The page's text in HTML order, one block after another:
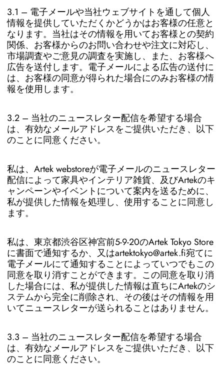
3.1 – 電子メールや当社ウェブサイトを通して個人
情報を提供していただくかどうかはお客様の任意と
なります。当社はその情報を用いてお客様との契約
関係、お客様からのお問い合わせや注文に対応し、
市場調査やご意見の調査を実施し、また、お客様へ
広告を送付します。電子メールによる広告の送付に
は、お客様の同意が得られた場合にのみお客様の情
報を使用します。
3.2 – 当社のニュースレター配信を希望する場合
は、有効なメールアドレスをご提供いただき、以下
のことに同意ください。
私は、Artek webstoreが電子メールのニュースレター
配信によって家具やインテリア雑貨、及びArtekのキ
ャンペーンやイベントについて案内を送るために、
私が提供した情報を処理し、使用することに同意し
ます。
私は、 東京都渋谷区神宮前5-9-20のArtek Tokyo Store
に書面で通知するか、又はartektokyo@artek.fi宛てに
電子メールにて通知することによっていつでもこの
同意を取り消すことができます。この同意を取り消
した場合には、私が提供した情報は直ちにArtekのシ
ステムから完全に削除され、その後はその情報を用
いてニュースレターが送られることはありません。
3.3 – 当社のニュースレター配信を希望する場合
は、有効なメールアドレスをご提供いただき、以下
のことに同意ください。